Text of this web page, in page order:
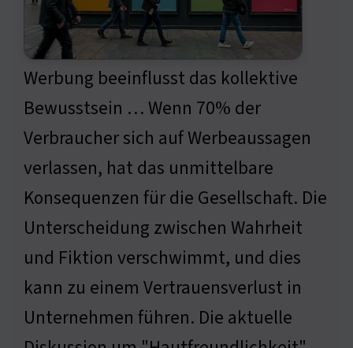
Werbung beeinflusst das kollektive
Bewusstsein … Wenn 70% der
Verbraucher sich auf Werbeaussagen
verlassen, hat das unmittelbare
Konsequenzen für die Gesellschaft. Die
Unterscheidung zwischen Wahrheit
und Fiktion verschwimmt, und dies
kann zu einem Vertrauensverlust in
Unternehmen führen. Die aktuelle